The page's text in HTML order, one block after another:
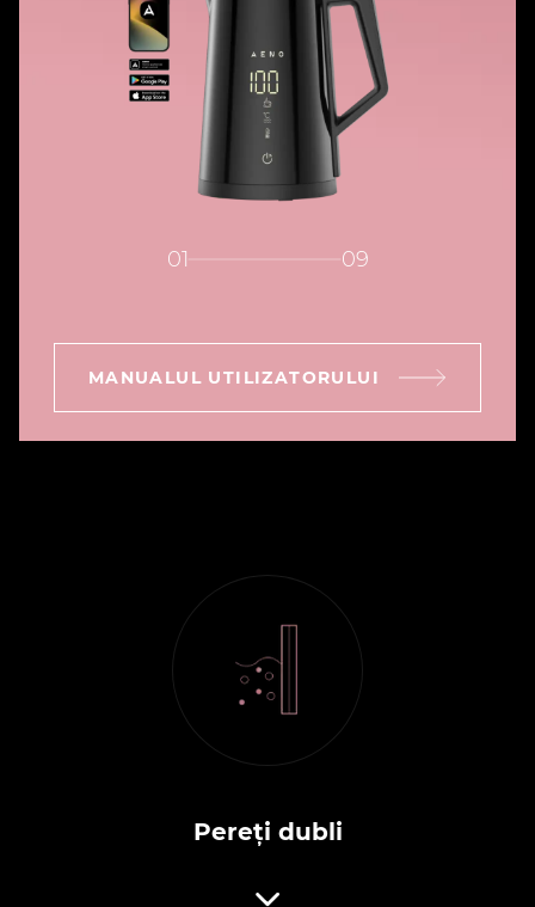
01 09
MANUALUL UTILIZATORULUI
Pereți dubli